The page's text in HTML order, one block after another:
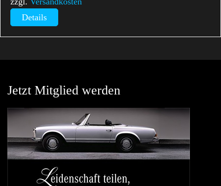
Details
Jetzt Mitglied werden